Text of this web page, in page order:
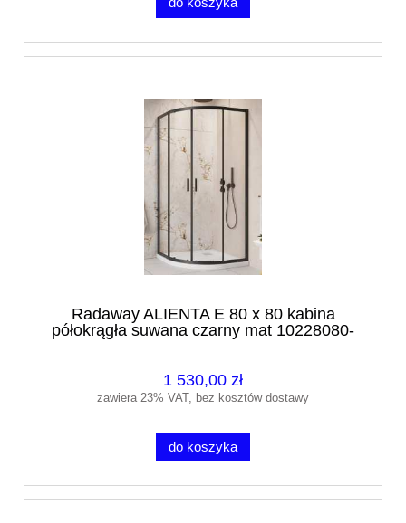
Radaway ALIENTA E 80 x 80 kabina
półokrągła suwana czarny mat 10228080-
1 530,00 zł
zawiera 23% VAT, bez kosztów dostawy
do koszyka